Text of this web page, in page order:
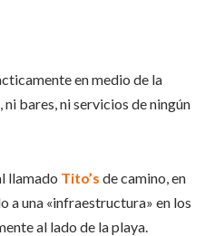
en medio de la
ni bares, ni servicios de ningún
llamado Tito’s de camino, en
a una «infraestructura» en los
al lado de la playa.